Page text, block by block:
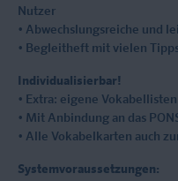
Nutzer
• Abwechslungsreiche und
• Begleitheft mit vielen
Individualisierbar!
• Extra: eigene
• Mit Anbindung an das
• Alle Vokabelkarten auch
Systemvoraussetzungen: